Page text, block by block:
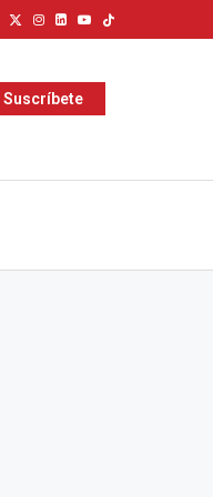
Suscríbete